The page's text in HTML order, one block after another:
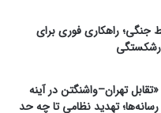
جنگی؛ راهکاری فوری برای
«تقابل تهران–واشنگتن در آینه
رسانه‌ها؛ تهدید نظامی تا چه حد